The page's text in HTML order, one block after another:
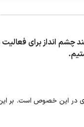
انداز برای فعالیت
در این خصوص است. بر